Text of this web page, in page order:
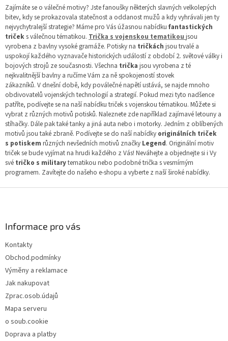
l
á
d
a
c
í
p
r
v
k
y
v
ý
p
i
s
u
Zajímáte se o válečné motivy? Jste fanoušky některých slavných velkolepých
bitev, kdy se prokazovala statečnost a oddanost mužů a kdy vyhrávali jen ty
nejvychytralejší strategie? Máme pro Vás úžasnou nabídku fantastických
tričeks válečnou tématikou. Trička s vojenskou tematikou jsou
vyrobena z bavlny vysoké gramáže. Potisky na tričkách jsou trvalé a
uspokojí každého vyznavače historických událostí z období 2. světové války i
bojových strojů ze současnosti. Všechna trička jsou vyrobena z té
nejkvalitnější bavlny a ručíme Vám za ně spokojeností stovek
zákazníků. V dnešní době, kdy poválečné napětí ustává, se najde mnoho
obdivovatelů vojenských technologií a strategií. Pokud mezi tyto nadšence
patříte, podívejte se na naší nabídku triček s vojenskou tématikou. Můžete si
vybrat z různých motivů potisků. Naleznete zde například zajímavé letouny a
stíhačky. Dále pak také tanky a jiná auta nebo i motorky. Jedním z oblíbených
motivů jsou také zbraně. Podívejte se do naší nabídky originálních triček
s potiskem různých nevšedních motivů značky Legend. Originální motiv
triček se bude vyjímat na hrudi každého z Vás! Neváhejte a objednejte si i Vy
své tričko s militarytematikou nebo podobné trička s vesmírným
programem. Zavítejte do našeho e-shopu a vyberte z naší široké nabídky.
Informace pro vás
Kontakty
Obchod.podmínky
Výměny a reklamace
Jak nakupovat
Zprac.osob.údajů
Mapa serveru
o soub.cookie
Doprava a platby